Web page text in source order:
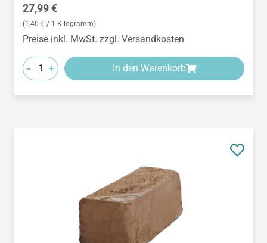
Regulärer Preis:
27,99 €
(1,40 € / 1 Kilogramm)
Preise inkl. MwSt. zzgl. Versandkosten
- + In den Warenkorb